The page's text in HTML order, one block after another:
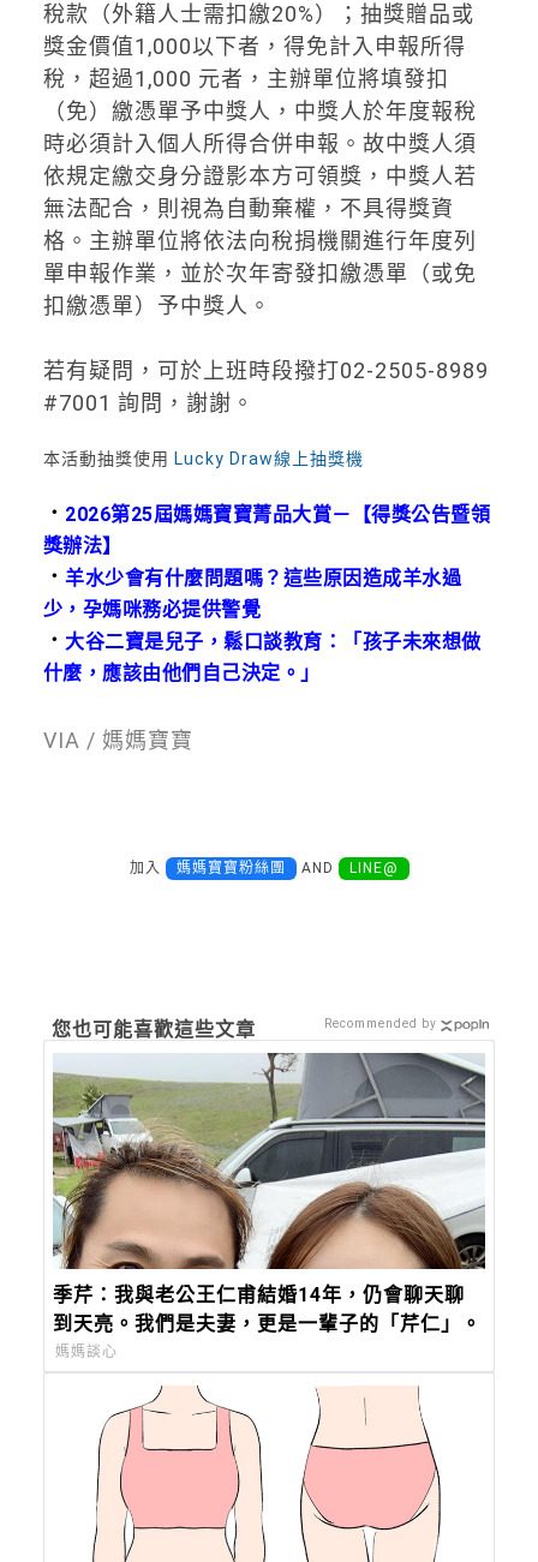
稅款（外籍人士需扣繳20%）；抽獎贈品或
獎金價值1,000以下者，得免計入申報所得
稅，超過1,000 元者，主辦單位將填發扣
（免）繳憑單予中獎人，中獎人於年度報稅
時必須計入個人所得合併申報。故中獎人須
依規定繳交身分證影本方可領獎，中獎人若
無法配合，則視為自動棄權，不具得獎資
格。主辦單位將依法向稅捐機關進行年度列
單申報作業，並於次年寄發扣繳憑單（或免
扣繳憑單）予中獎人。
若有疑問，可於上班時段撥打02-2505-8989
#7001 詢問，謝謝。
本活動抽獎使用 Lucky Draw線上抽獎機
． 2026第25屆媽媽寶寶菁品大賞－【得獎公告暨領
獎辦法】
．羊水少會有什麼問題嗎？這些原因造成羊水過
少，孕媽咪務必提供警覺
． 大谷二寶是兒子，鬆口談教育：「孩子未來想做
什麼，應該由他們自己決定。」
VIA / 媽媽寶寶
加入 媽媽寶寶粉絲團 AND LINE@
您也可能喜歡這些文章
季芹：我與老公王仁甫結婚14年，仍會聊天聊
到天亮。我們是夫妻，更是一輩子的「芹仁」。
媽媽談心
Recommended by